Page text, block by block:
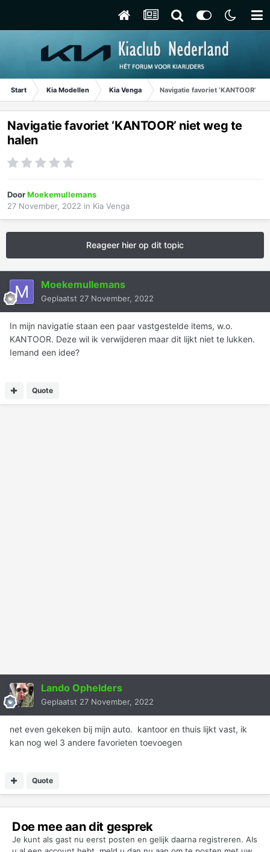
Start Kia Modellen Kia Venga Navigatie favoriet ‘KANTOOR’
Navigatie favoriet ‘KANTOOR’ niet weg te
halen
DoorMoekemullemans
27 November, 2022 in Kia Venga
Reageer hier op dit topic
Moekemullemans
Geplaatst 27 November, 2022
In mijn navigatie staan een paar vastgestelde items, w.o.
KANTOOR. Deze wil ik verwijderen maar dit lijkt niet te lukken.
Iemand een idee?
Quote
Lando Ophelders
Geplaatst 27 November, 2022
net even gekeken bij mijn auto. kantoor en thuis lijkt vast, ik
kan nog wel 3 andere favorieten toevoegen
Quote
Doe mee aan dit gesprek
Je kunt als gast nu eerst posten en gelijk daarna registreren. Als